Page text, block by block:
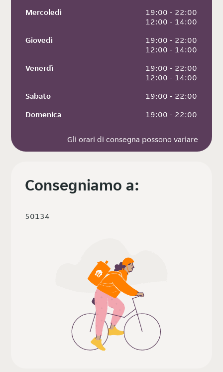
Mercoledì
19:00 - 22:00
12:00 - 14:00
Giovedì
19:00 - 22:00
12:00 - 14:00
Venerdì
19:00 - 22:00
12:00 - 14:00
Sabato
19:00 - 22:00
Domenica
19:00 - 22:00
Gli orari di consegna possono variare
Consegniamo a:
50134